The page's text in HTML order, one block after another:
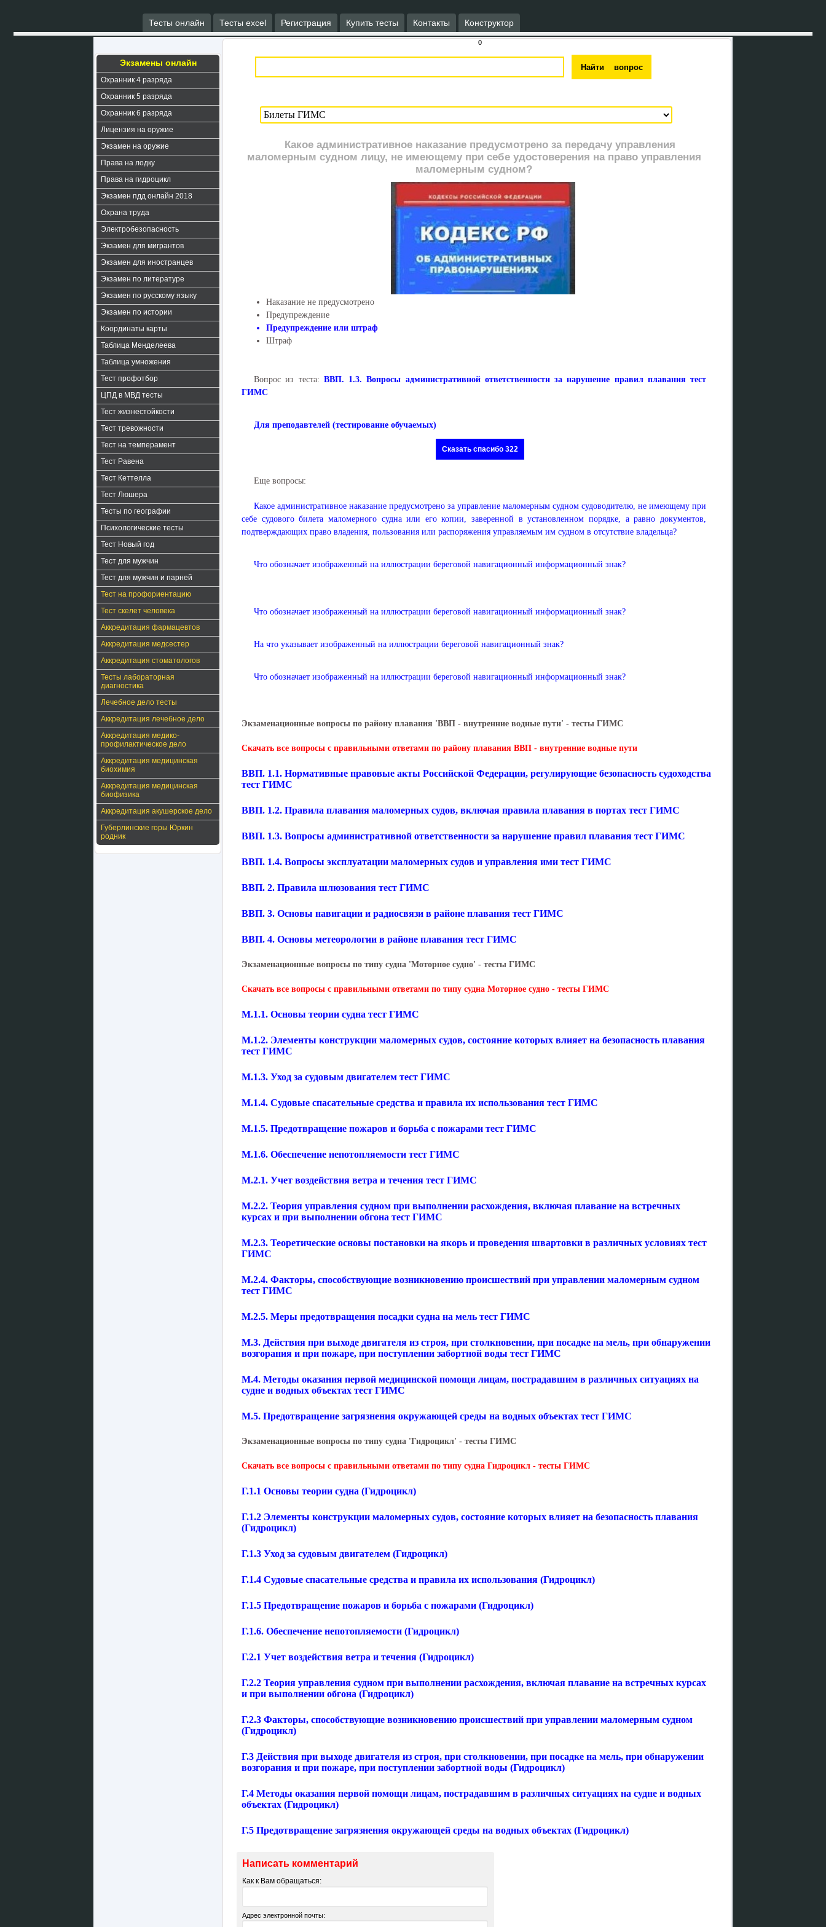
Тесты онлайн Тесты excel Регистрация Купить тесты Контакты Конструктор
Экзамены онлайн
Охранник 4 разряда
Охранник 5 разряда
Охранник 6 разряда
Лицензия на оружие
Экзамен на оружие
Права на лодку
Права на гидроцикл
Экзамен пдд онлайн 2018
Охрана труда
Электробезопасность
Экзамен для мигрантов
Экзамен для иностранцев
Экзамен по литературе
Экзамен по русскому языку
Экзамен по истории
Координаты карты
Таблица Менделеева
Таблица умножения
Тест профотбор
ЦПД в МВД тесты
Тест жизнестойкости
Тест тревожности
Тест на темперамент
Тест Равена
Тест Кеттелла
Тест Люшера
Тесты по географии
Психологические тесты
Тест Новый год
Тест для мужчин
Тест для мужчин и парней
Тест на профориентацию
Тест скелет человека
Аккредитация фармацевтов
Аккредитация медсестер
Аккредитация стоматологов
Тесты лабораторная
диагностика
Лечебное дело тесты
Аккредитация лечебное дело
Аккредитация медико-
профилактическое дело
Аккредитация медицинская
биохимия
Аккредитация медицинская
биофизика
Аккредитация акушерское дело
Губерлинские горы Юркин
родник
0
Какое административное наказание предусмотрено за передачу управления
маломерным судном лицу, не имеющему при себе удостоверения на право управления
маломерным судном?
Наказание не предусмотрено
Предупреждение
Предупреждение или штраф
Штраф
Вопрос из теста: ВВП. 1.3. Вопросы административной ответственности за нарушение правил плавания тест
ГИМС
Для преподавтелей (тестирование обучаемых)
Сказать спасибо 322
Еще вопросы:
Какое административное наказание предусмотрено за управление маломерным судном судоводителю, не имеющему при
себе судового билета маломерного судна или его копии, заверенной в установленном порядке, а равно документов,
подтверждающих право владения, пользования или распоряжения управляемым им судном в отсутствие владельца?
Что обозначает изображенный на иллюстрации береговой навигационный информационный знак?
Что обозначает изображенный на иллюстрации береговой навигационный информационный знак?
На что указывает изображенный на иллюстрации береговой навигационный знак?
Что обозначает изображенный на иллюстрации береговой навигационный информационный знак?
Экзаменационные вопросы по району плавания 'ВВП - внутренние водные пути' - тесты ГИМС
Скачать все вопросы с правильными ответами по району плавания ВВП - внутренние водные пути
ВВП. 1.1. Нормативные правовые акты Российской Федерации, регулирующие безопасность судоходства
тест ГИМС
ВВП. 1.2. Правила плавания маломерных судов, включая правила плавания в портах тест ГИМС
ВВП. 1.3. Вопросы административной ответственности за нарушение правил плавания тест ГИМС
ВВП. 1.4. Вопросы эксплуатации маломерных судов и управления ими тест ГИМС
ВВП. 2. Правила шлюзования тест ГИМС
ВВП. 3. Основы навигации и радиосвязи в районе плавания тест ГИМС
ВВП. 4. Основы метеорологии в районе плавания тест ГИМС
Экзаменационные вопросы по типу судна 'Моторное судно' - тесты ГИМС
Скачать все вопросы с правильными ответами по типу судна Моторное судно - тесты ГИМС
М.1.1. Основы теории судна тест ГИМС
М.1.2. Элементы конструкции маломерных судов, состояние которых влияет на безопасность плавания
тест ГИМС
М.1.3. Уход за судовым двигателем тест ГИМС
М.1.4. Судовые спасательные средства и правила их использования тест ГИМС
М.1.5. Предотвращение пожаров и борьба с пожарами тест ГИМС
М.1.6. Обеспечение непотопляемости тест ГИМС
М.2.1. Учет воздействия ветра и течения тест ГИМС
М.2.2. Теория управления судном при выполнении расхождения, включая плавание на встречных
курсах и при выполнении обгона тест ГИМС
М.2.3. Теоретические основы постановки на якорь и проведения швартовки в различных условиях тест
ГИМС
М.2.4. Факторы, способствующие возникновению происшествий при управлении маломерным судном
тест ГИМС
М.2.5. Меры предотвращения посадки судна на мель тест ГИМС
М.3. Действия при выходе двигателя из строя, при столкновении, при посадке на мель, при обнаружении
возгорания и при пожаре, при поступлении забортной воды тест ГИМС
М.4. Методы оказания первой медицинской помощи лицам, пострадавшим в различных ситуациях на
судне и водных объектах тест ГИМС
М.5. Предотвращение загрязнения окружающей среды на водных объектах тест ГИМС
Экзаменационные вопросы по типу судна 'Гидроцикл' - тесты ГИМС
Скачать все вопросы с правильными ответами по типу судна Гидроцикл - тесты ГИМС
Г.1.1 Основы теории судна (Гидроцикл)
Г.1.2 Элементы конструкции маломерных судов, состояние которых влияет на безопасность плавания
(Гидроцикл)
Г.1.3 Уход за судовым двигателем (Гидроцикл)
Г.1.4 Судовые спасательные средства и правила их использования (Гидроцикл)
Г.1.5 Предотвращение пожаров и борьба с пожарами (Гидроцикл)
Г.1.6. Обеспечение непотопляемости (Гидроцикл)
Г.2.1 Учет воздействия ветра и течения (Гидроцикл)
Г.2.2 Теория управления судном при выполнении расхождения, включая плавание на встречных курсах
и при выполнении обгона (Гидроцикл)
Г.2.3 Факторы, способствующие возникновению происшествий при управлении маломерным судном
(Гидроцикл)
Г.3 Действия при выходе двигателя из строя, при столкновении, при посадке на мель, при обнаружении
возгорания и при пожаре, при поступлении забортной воды (Гидроцикл)
Г.4 Методы оказания первой помощи лицам, пострадавшим в различных ситуациях на судне и водных
объектах (Гидроцикл)
Г.5 Предотвращение загрязнения окружающей среды на водных объектах (Гидроцикл)
Написать комментарий
Как к Вам обращаться:
Адрес электронной почты: